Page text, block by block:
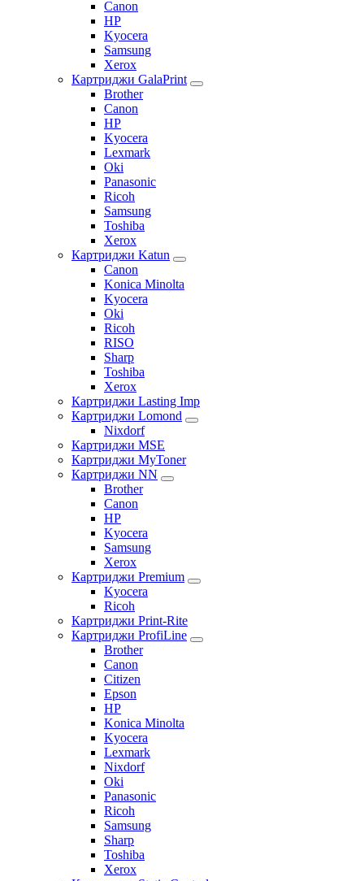
Canon
HP
Kyocera
Samsung
Xerox
Картриджи GalaPrint
Brother
Canon
HP
Kyocera
Lexmark
Oki
Panasonic
Ricoh
Samsung
Toshiba
Xerox
Картриджи Katun
Canon
Konica Minolta
Kyocera
Oki
Ricoh
RISO
Sharp
Toshiba
Xerox
Картриджи Lasting Imp
Картриджи Lomond
Nixdorf
Картриджи MSE
Картриджи MyToner
Картриджи NN
Brother
Canon
HP
Kyocera
Samsung
Xerox
Картриджи Premium
Kyocera
Ricoh
Картриджи Print-Rite
Картриджи ProfiLine
Brother
Canon
Citizen
Epson
HP
Konica Minolta
Kyocera
Lexmark
Nixdorf
Oki
Panasonic
Ricoh
Samsung
Sharp
Toshiba
Xerox